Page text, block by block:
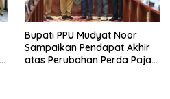
Bupati PPU Mudyat Noor
Sampaikan Pendapat Akhir
atas Perubahan Perda Pajak